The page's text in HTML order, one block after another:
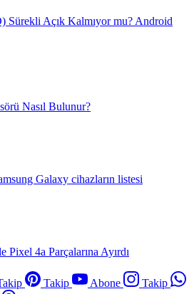
Açık Kalmıyor mu? Android
Nasıl Bulunur?
Galaxy cihazların listesi
4a Parçalarına Ayırdı
Takip Abone
Takip